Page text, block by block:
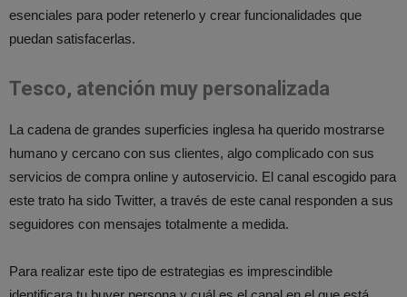
esenciales para poder retenerlo y crear funcionalidades que
puedan satisfacerlas.
Tesco, atención muy personalizada
La cadena de grandes superficies inglesa ha querido mostrarse
humano y cercano con sus clientes, algo complicado con sus
servicios de compra online y autoservicio. El canal escogido para
este trato ha sido Twitter, a través de este canal responden a sus
seguidores con mensajes totalmente a medida.
Para realizar este tipo de estrategias es imprescindible